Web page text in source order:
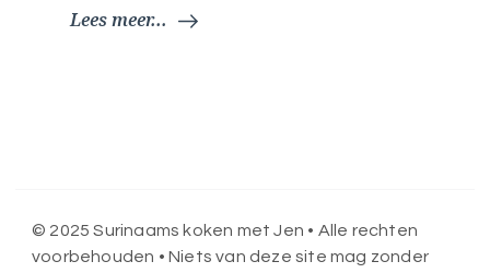
Lees meer...
© 2025 Surinaams koken met Jen • Alle rechten
voorbehouden • Niets van deze site mag zonder